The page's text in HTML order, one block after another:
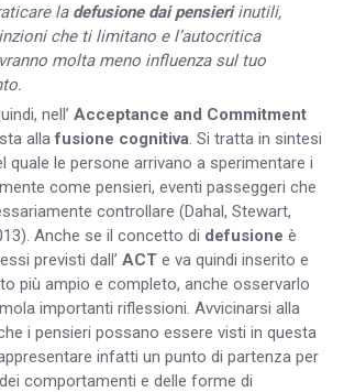
la defusione dai pensieriinutili,
che ti limitano e l’autocritica
molta meno influenza sul tuo
nell’ Acceptance and Commitment
allafusione cognitiva. Si tratta in sintesi
quale le persone arrivano a sperimentare i
come pensieri, eventi passeggeri che
controllare (Dahal, Stewart,
Anche se il concetto di defusione è
previsti dall’ ACT e va quindi inserito e
più ampio e completo, anche osservarlo
importanti riflessioni. Avvicinarsi alla
i pensieri possano essere visti in questa
infatti un punto di partenza per
comportamenti e delle forme di